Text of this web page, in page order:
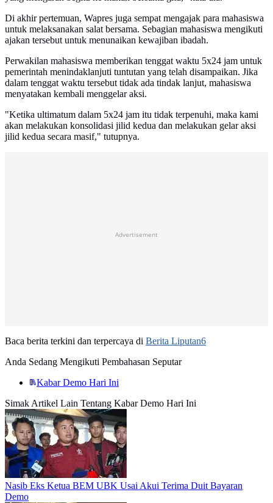
Di akhir pertemuan, Wapres juga sempat mengajak para mahasiswa
untuk melaksanakan salat bersama. Sebagian mahasiswa mengikuti
ajakan tersebut untuk menunaikan kewajiban ibadah.
Perwakilan mahasiswa memberikan tenggat waktu 5x24 jam untuk
pemerintah menindaklanjuti tuntutan yang telah disampaikan. Jika
dalam tenggat waktu tersebut tidak ada tindak lanjut, mahasiswa
menyatakan kembali menggelar aksi.
"Ketika ultimatum dalam 5x24 jam itu tidak terpenuhi, maka kami
akan melakukan konsolidasi jilid kedua dan melakukan gelar aksi
jilid kedua secara masif," tutupnya.
Advertisement
Baca berita terkini dan terpercaya di Berita Liputan6
Anda Sedang Mengikuti Pembahasan Seputar
Kabar Demo Hari Ini
Simak Artikel Lain Tentang Kabar Demo Hari Ini
Nasib Eks Ketua BEM UBK Usai Akui Terima Duit Bayaran
Demo